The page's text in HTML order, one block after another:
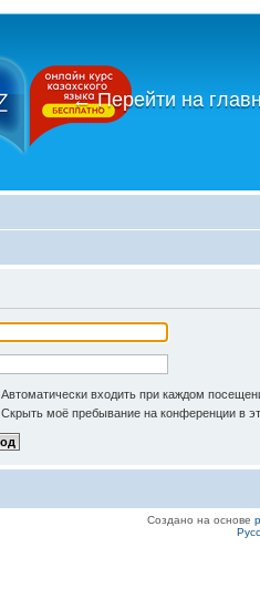
←Перейти на
Автоматически входить при каждом
Скрыть моё пребывание на конференции в
Создано на основе